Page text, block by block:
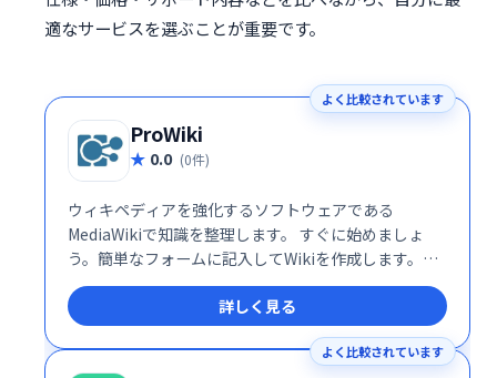
適なサービスを選ぶことが重要です。
よく比較されています
ProWiki
0.0 (0件)
ウィキペディアを強化するソフトウェアである
MediaWikiで知識を整理します。 すぐに始めましょ
う。簡単なフォームに記入してWikiを作成します。同
僚を招待して参加するか、すぐに編集を開始してくだ
さい。Wikiはプロトタイピングに最適です。
詳しく見る
よく比較されています